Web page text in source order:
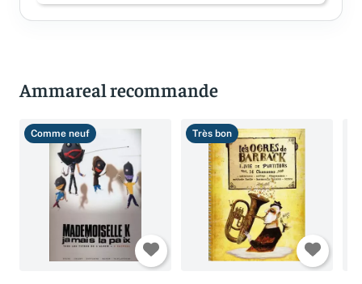
Ammareal recommande
Comme neuf Très bon